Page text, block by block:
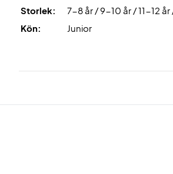
Storlek:
7-8 år / 9-10 år / 11-12 år
Kön:
Junior